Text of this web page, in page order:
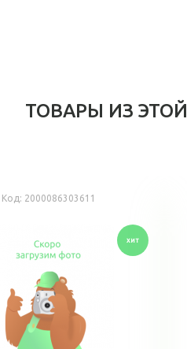
ТОВАРЫ ИЗ ЭТОЙ
Код: 2000086303611